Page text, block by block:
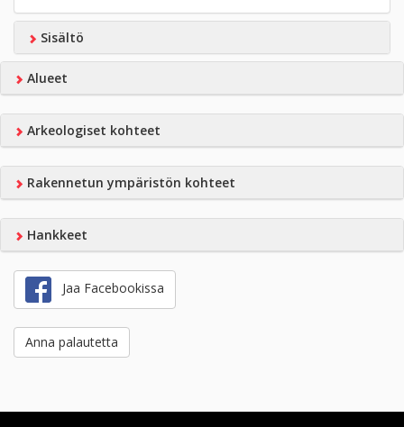
Sisältö
Alueet
Arkeologiset kohteet
Rakennetun ympäristön kohteet
Hankkeet
Jaa Facebookissa
Anna palautetta